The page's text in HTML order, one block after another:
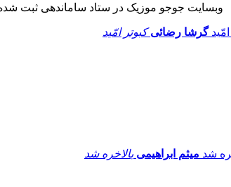
وبسایت جوجو موزیک در ستاد ساماندهی ثبت
گرشا رضائی کبوتر امّید
میثم ابراهیمی بالاخره شد